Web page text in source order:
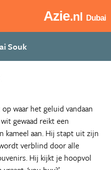
Azie.nl Dubai
op waar het geluid vandaan
gewaad reikt een
kameel aan. Hij stapt uit zijn
verblind door alle
Hij kijkt je hoopvol